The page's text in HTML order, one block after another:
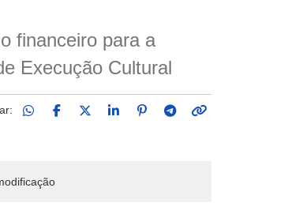
financeiro para a
Execução Cultural